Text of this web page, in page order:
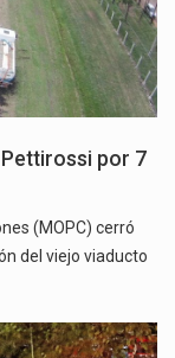
por 7
(MOPC) cerró
del viejo viaducto